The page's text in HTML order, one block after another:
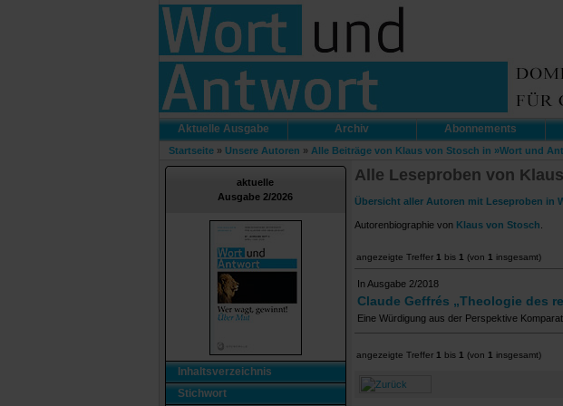
Aktuelle Ausgabe Archiv Abonnements
Startseite» Unsere Autoren » Alle Beiträge von Klaus von Stosch in »Wort und
aktuelle
Ausgabe 2/2026
Inhaltsverzeichnis
Stichwort
Alle Leseproben von
Übersicht aller Autoren mit Leseproben in
Autorenbiographie von Klaus von Stosch
angezeigte Treffer 1 bis 1 (von 1 insgesamt)
In Ausgabe 2/2018
Claude Geffrés „Theologie des
Eine Würdigung aus der Perspektive
angezeigte Treffer 1 bis 1 (von 1 insgesamt)